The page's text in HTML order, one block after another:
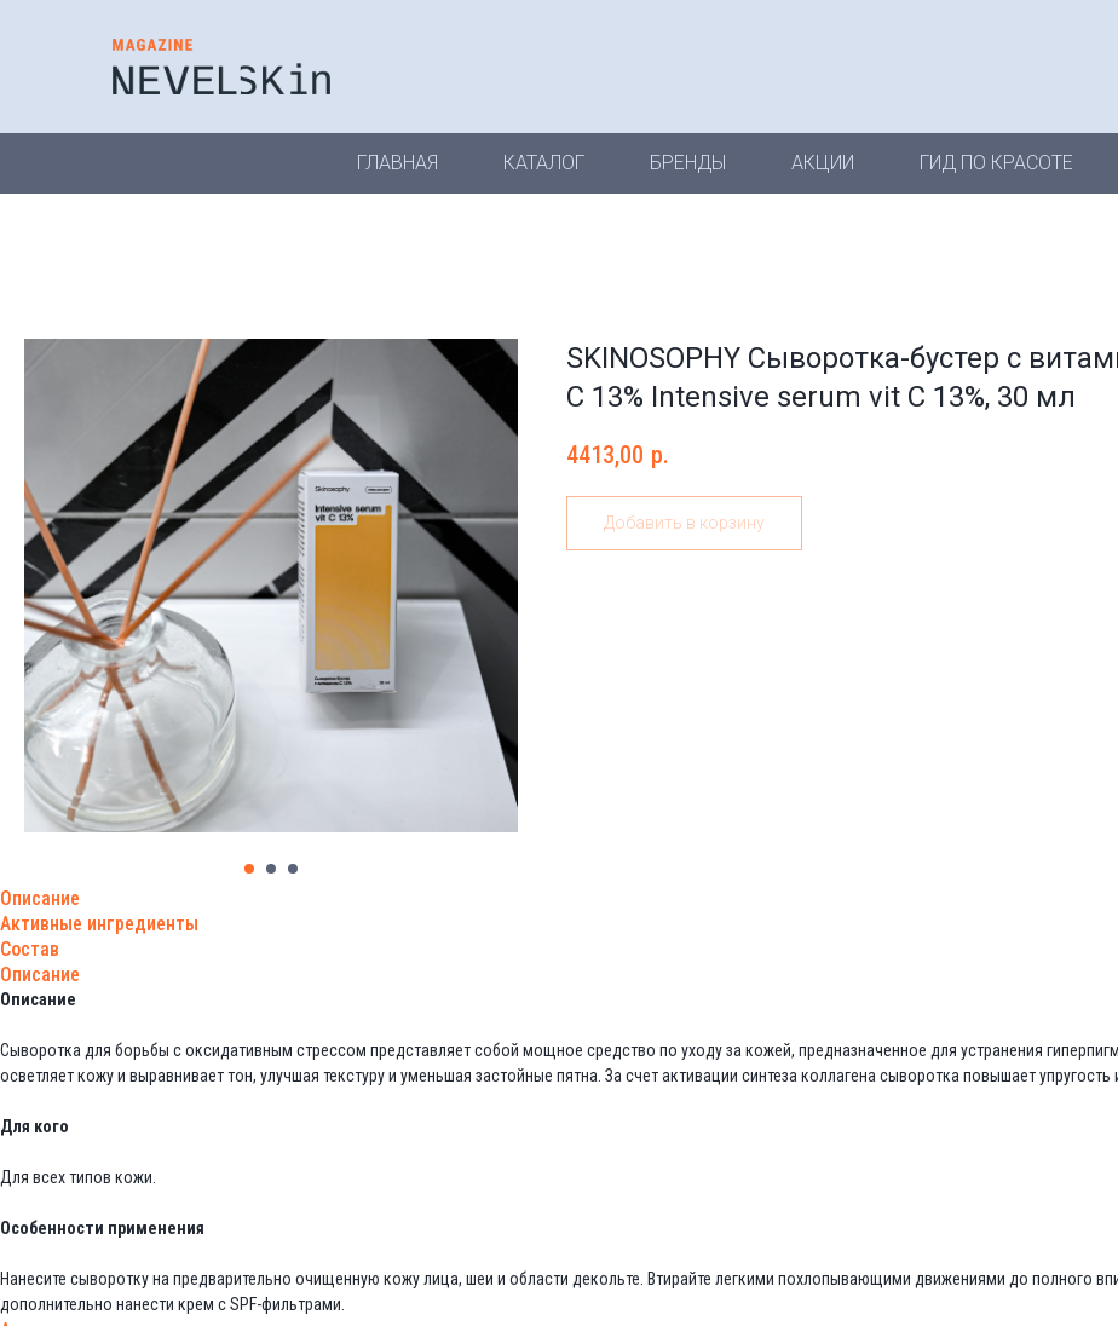
ГЛАВНАЯ КАТАЛОГ БРЕНДЫ АКЦИИ ГИД ПО КРАСОТЕ
SKINOSOPHY Сыворотка-бустер с
С 13% Intensive serum vit C 13%, 30 мл
4413,00 р.
Добавить в корзину
Описание
Активные ингредиенты
Состав
Описание
Описание
Сыворотка для борьбы с оксидативным стрессом представляет собой мощное средство по уходу за кожей, предназначенное для устранения
осветляет кожу и выравнивает тон, улучшая текстуру и уменьшая застойные пятна. За счет активации синтеза коллагена сыворотка повышает
Для кого
Для всех типов кожи.
Особенности применения
Нанесите сыворотку на предварительно очищенную кожу лица, шеи и области декольте. Втирайте легкими похлопывающими движениями до полного
дополнительно нанести крем с SPF-фильтрами.